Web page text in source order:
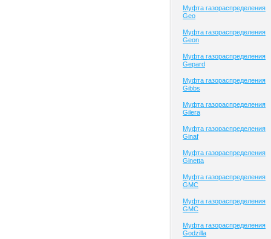
Муфта газораспределения
Geo
Муфта газораспределения
Geon
Муфта газораспределения
Gepard
Муфта газораспределения
Gibbs
Муфта газораспределения
Gilera
Муфта газораспределения
Ginaf
Муфта газораспределения
Ginetta
Муфта газораспределения
GMC
Муфта газораспределения
GMC
Муфта газораспределения
Godzilla